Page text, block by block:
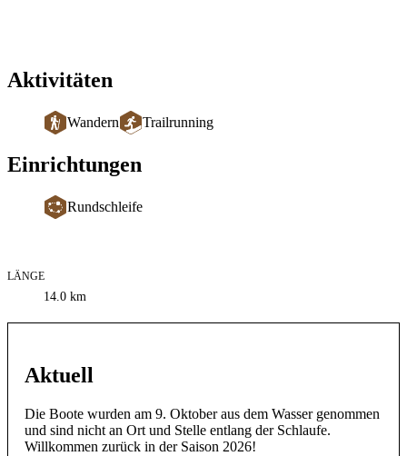
Aktivitäten
Wandern Trailrunning
Einrichtungen
Rundschleife
Informationen
zum
LÄNGE
14.0 km
Aktuell
Die Boote wurden am 9. Oktober aus dem Wasser genommen
und sind nicht an Ort und Stelle entlang der Schlaufe.
Willkommen zurück in der Saison 2026!